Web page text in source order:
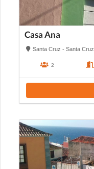
Casa Ana
Santa Cruz - Santa Cruz
2